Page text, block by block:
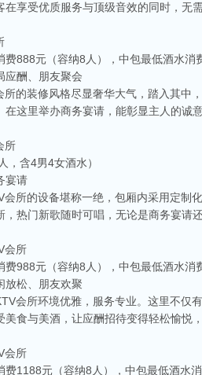
在享受优质服务与顶级音效的同时，无
费888元（容纳8人），中包最低酒水
应酬、朋友聚会
的装修风格尽显奢华大气，踏入其中
在这里举办商务宴请，能彰显主人的诚
所
，含4男4女酒水）
宴请
所的设备堪称一绝，包厢内采用定制
，热门新歌随时可唱，无论是商务宴请
会所
费988元（容纳8人），中包最低酒水
放松、朋友欢聚
会所环境优雅，服务专业。这里不仅
美食与美酒，让应酬招待变得轻松愉悦
会所
费1188元（容纳8人），中包最低酒水